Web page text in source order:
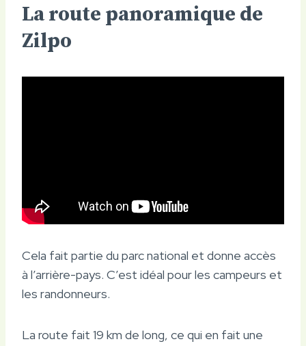
La route panoramique de
Zilpo
Cela fait partie du parc national et donne accès
à l’arrière-pays. C’est idéal pour les campeurs et
les randonneurs.
La route fait 19 km de long, ce qui en fait une